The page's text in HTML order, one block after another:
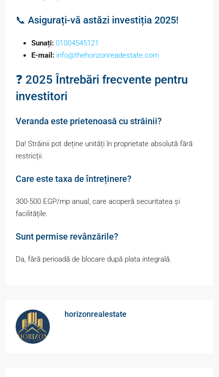
📞 Asigurați-vă astăzi investiția 2025!
Sunați: 01004545121
E-mail: info@thehorizonreadestate.com
❓ 2025 Întrebări frecvente pentru
investitori
Veranda este prietenoasă cu străinii?
Da! Străinii pot deține unități în proprietate absolută fără
restricții.
Care este taxa de întreținere?
300-500 EGP/mp anual, care acoperă securitatea și
facilitățile.
Sunt permise revânzările?
Da, fără perioadă de blocare după plata integrală.
horizonrealestate